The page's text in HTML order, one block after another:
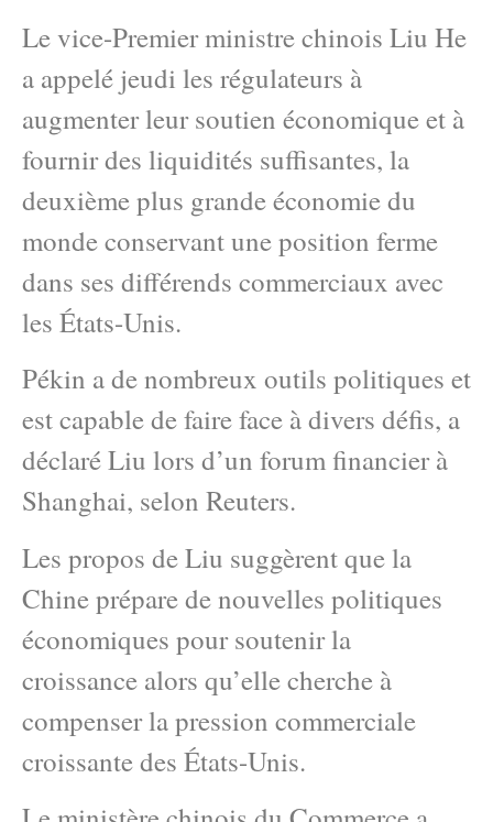
Le vice-Premier ministre chinois Liu He
a appelé jeudi les régulateurs à
augmenter leur soutien économique et à
fournir des liquidités suffisantes, la
deuxième plus grande économie du
monde conservant une position ferme
dans ses différends commerciaux avec
les États-Unis.
Pékin a de nombreux outils politiques et
est capable de faire face à divers défis, a
déclaré Liu lors d’un forum financier à
Shanghai, selon Reuters.
Les propos de Liu suggèrent que la
Chine prépare de nouvelles politiques
économiques pour soutenir la
croissance alors qu’elle cherche à
compenser la pression commerciale
croissante des États-Unis.